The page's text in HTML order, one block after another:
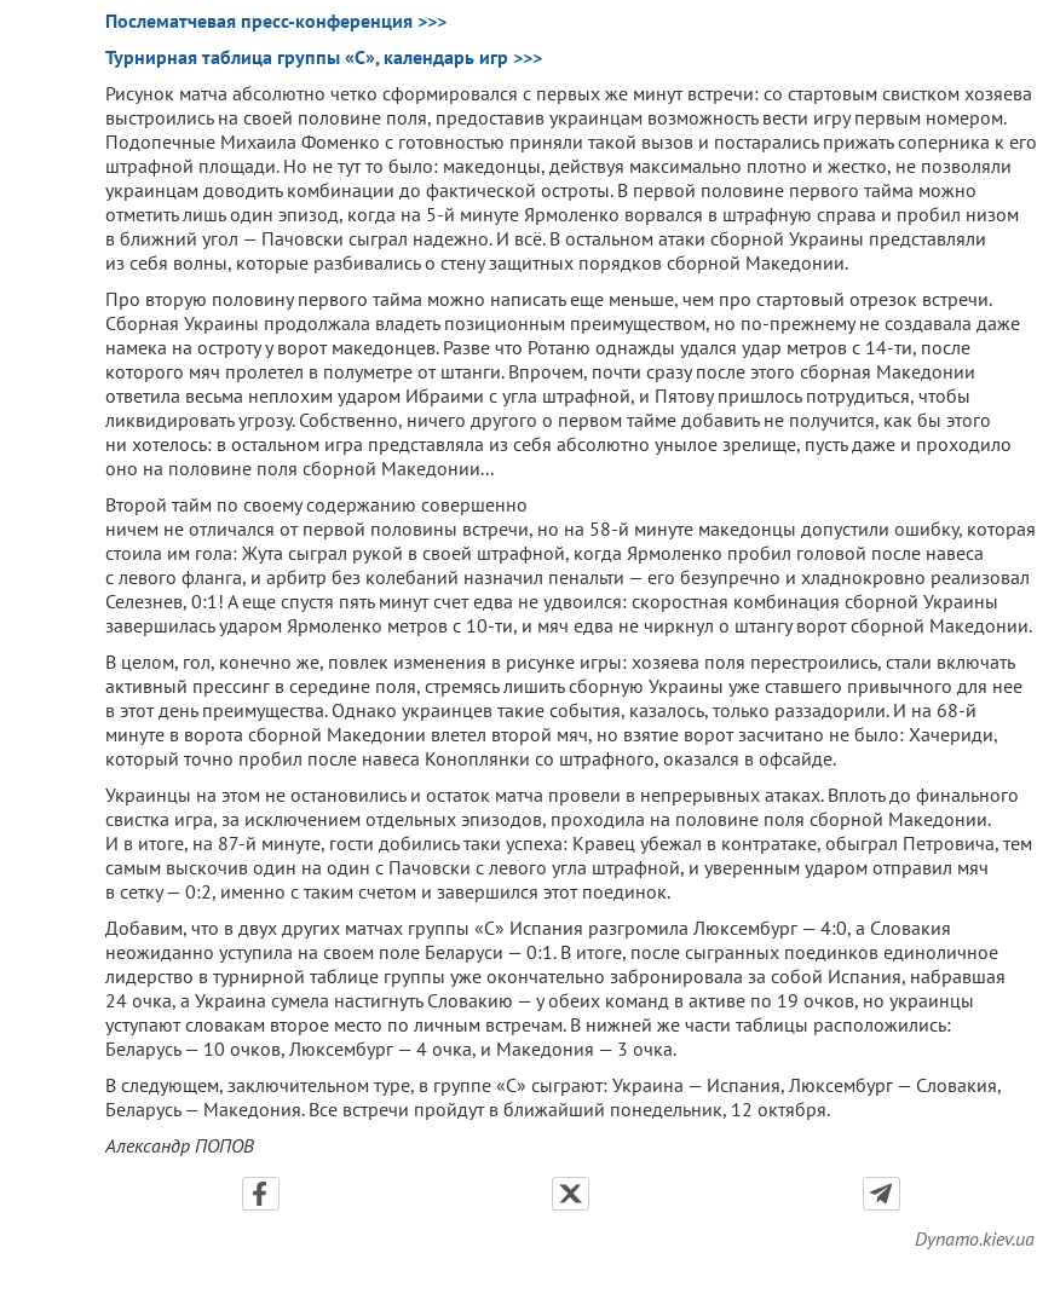
Послематчевая пресс-конференция >>>
Турнирная таблица группы «С», календарь игр >>>
Рисунок матча абсолютно четко сформировался с первых же минут встречи: со стартовым свистком хозяева
выстроились на своей половине поля, предоставив украинцам возможность вести игру первым номером.
Подопечные Михаила Фоменко с готовностью приняли такой вызов и постарались прижать соперника к его
штрафной площади. Но не тут то было: македонцы, действуя максимально плотно и жестко, не позволяли
украинцам доводить комбинации до фактической остроты. В первой половине первого тайма можно
отметить лишь один эпизод, когда на 5-й минуте Ярмоленко ворвался в штрафную справа и пробил низом
в ближний угол — Пачовски сыграл надежно. И всё. В остальном атаки сборной Украины представляли
из себя волны, которые разбивались о стену защитных порядков сборной Македонии.
Про вторую половину первого тайма можно написать еще меньше, чем про стартовый отрезок встречи.
Сборная Украины продолжала владеть позиционным преимуществом, но по-прежнему не создавала даже
намека на остроту у ворот македонцев. Разве что Ротаню однажды удался удар метров с 14-ти, после
которого мяч пролетел в полуметре от штанги. Впрочем, почти сразу после этого сборная Македонии
ответила весьма неплохим ударом Ибраими с угла штрафной, и Пятову пришлось потрудиться, чтобы
ликвидировать угрозу. Собственно, ничего другого о первом тайме добавить не получится, как бы этого
ни хотелось: в остальном игра представляла из себя абсолютно унылое зрелище, пусть даже и проходило
оно на половине поля сборной Македонии...
Второй тайм по своему содержанию совершенно
ничем не отличался от первой половины встречи, но на 58-й минуте македонцы допустили ошибку, которая
стоила им гола: Жута сыграл рукой в своей штрафной, когда Ярмоленко пробил головой после навеса
с левого фланга, и арбитр без колебаний назначил пенальти — его безупречно и хладнокровно реализовал
Селезнев, 0:1! А еще спустя пять минут счет едва не удвоился: скоростная комбинация сборной Украины
завершилась ударом Ярмоленко метров с 10-ти, и мяч едва не чиркнул о штангу ворот сборной Македонии.
В целом, гол, конечно же, повлек изменения в рисунке игры: хозяева поля перестроились, стали включать
активный прессинг в середине поля, стремясь лишить сборную Украины уже ставшего привычного для нее
в этот день преимущества. Однако украинцев такие события, казалось, только раззадорили. И на 68-й
минуте в ворота сборной Македонии влетел второй мяч, но взятие ворот засчитано не было: Хачериди,
который точно пробил после навеса Коноплянки со штрафного, оказался в офсайде.
Украинцы на этом не остановились и остаток матча провели в непрерывных атаках. Вплоть до финального
свистка игра, за исключением отдельных эпизодов, проходила на половине поля сборной Македонии.
И в итоге, на 87-й минуте, гости добились таки успеха: Кравец убежал в контратаке, обыграл Петровича, тем
самым выскочив один на один с Пачовски с левого угла штрафной, и уверенным ударом отправил мяч
в сетку — 0:2, именно с таким счетом и завершился этот поединок.
Добавим, что в двух других матчах группы «С» Испания разгромила Люксембург — 4:0, а Словакия
неожиданно уступила на своем поле Беларуси — 0:1. В итоге, после сыгранных поединков единоличное
лидерство в турнирной таблице группы уже окончательно забронировала за собой Испания, набравшая
24 очка, а Украина сумела настигнуть Словакию — у обеих команд в активе по 19 очков, но украинцы
уступают словакам второе место по личным встречам. В нижней же части таблицы расположились:
Беларусь — 10 очков, Люксембург — 4 очка, и Македония — 3 очка.
В следующем, заключительном туре, в группе «С» сыграют: Украина — Испания, Люксембург — Словакия,
Беларусь — Македония. Все встречи пройдут в ближайший понедельник, 12 октября.
Александр ПОПОВ
Dynamo.kiev.ua